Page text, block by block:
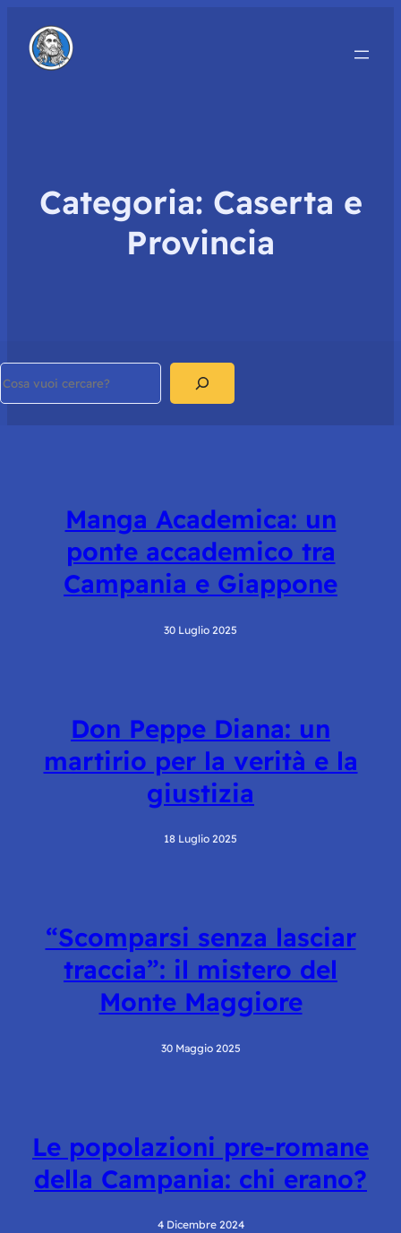
Categoria: Caserta e
Provincia
Manga Academica: un
ponte accademico tra
Campania e Giappone
30 Luglio 2025
Don Peppe Diana: un
martirio per la verità e la
giustizia
18 Luglio 2025
“Scomparsi senza lasciar
traccia”: il mistero del
Monte Maggiore
30 Maggio 2025
Le popolazioni pre-romane
della Campania: chi erano?
4 Dicembre 2024